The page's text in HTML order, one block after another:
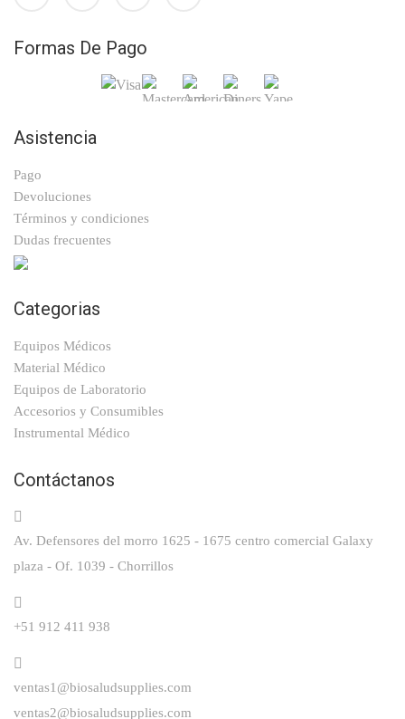
Formas De Pago
Asistencia
Pago
Devoluciones
Términos y condiciones
Dudas frecuentes
Categorias
Equipos Médicos
Material Médico
Equipos de Laboratorio
Accesorios y Consumibles
Instrumental Médico
Contáctanos
Av. Defensores del morro 1625 - 1675 centro comercial Galaxy
plaza - Of. 1039 - Chorrillos
+51 912 411 938
ventas1@biosaludsupplies.com
ventas2@biosaludsupplies.com